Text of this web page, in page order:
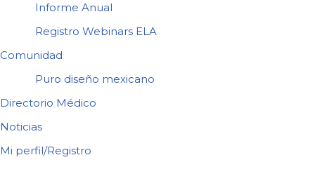
Informe Anual
Registro Webinars ELA
Comunidad
Puro diseño mexicano
Directorio Médico
Noticias
Mi perfil/Registro